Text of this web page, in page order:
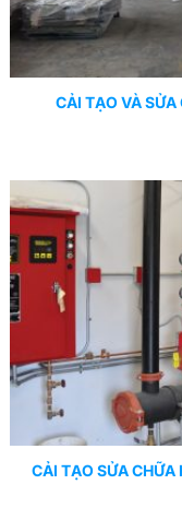
CẢI TẠO VÀ
CẢI TẠO SỬA CHỮA